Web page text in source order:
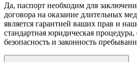
Да, паспорт необходим для
договора на оказание длительных
является гарантией ваших прав и
стандартная юридическая
безопасность и законность